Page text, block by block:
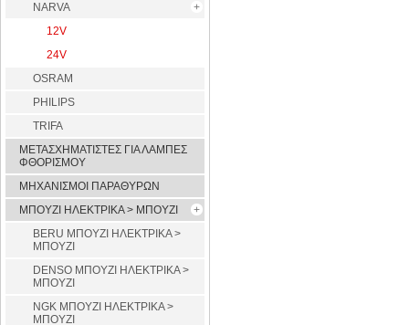
NARVA
12V
24V
OSRAM
PHILIPS
TRIFA
ΜΕΤΑΣΧΗΜΑΤΙΣΤΕΣ ΓΙΑ ΛΑΜΠΕΣ
ΦΘΟΡΙΣΜΟΥ
ΜΗΧΑΝΙΣΜΟΙ ΠΑΡΑΘΥΡΩΝ
ΜΠΟΥΖΙ ΗΛΕΚΤΡΙΚΑ > ΜΠΟΥΖΙ
BERU ΜΠΟΥΖΙ ΗΛΕΚΤΡΙΚΑ >
ΜΠΟΥΖΙ
DENSO ΜΠΟΥΖΙ ΗΛΕΚΤΡΙΚΑ >
ΜΠΟΥΖΙ
NGK ΜΠΟΥΖΙ ΗΛΕΚΤΡΙΚΑ >
ΜΠΟΥΖΙ